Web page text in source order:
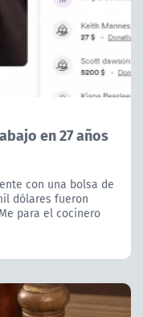
en 27 años
con una bolsa de
dólares fueron
para el cocinero